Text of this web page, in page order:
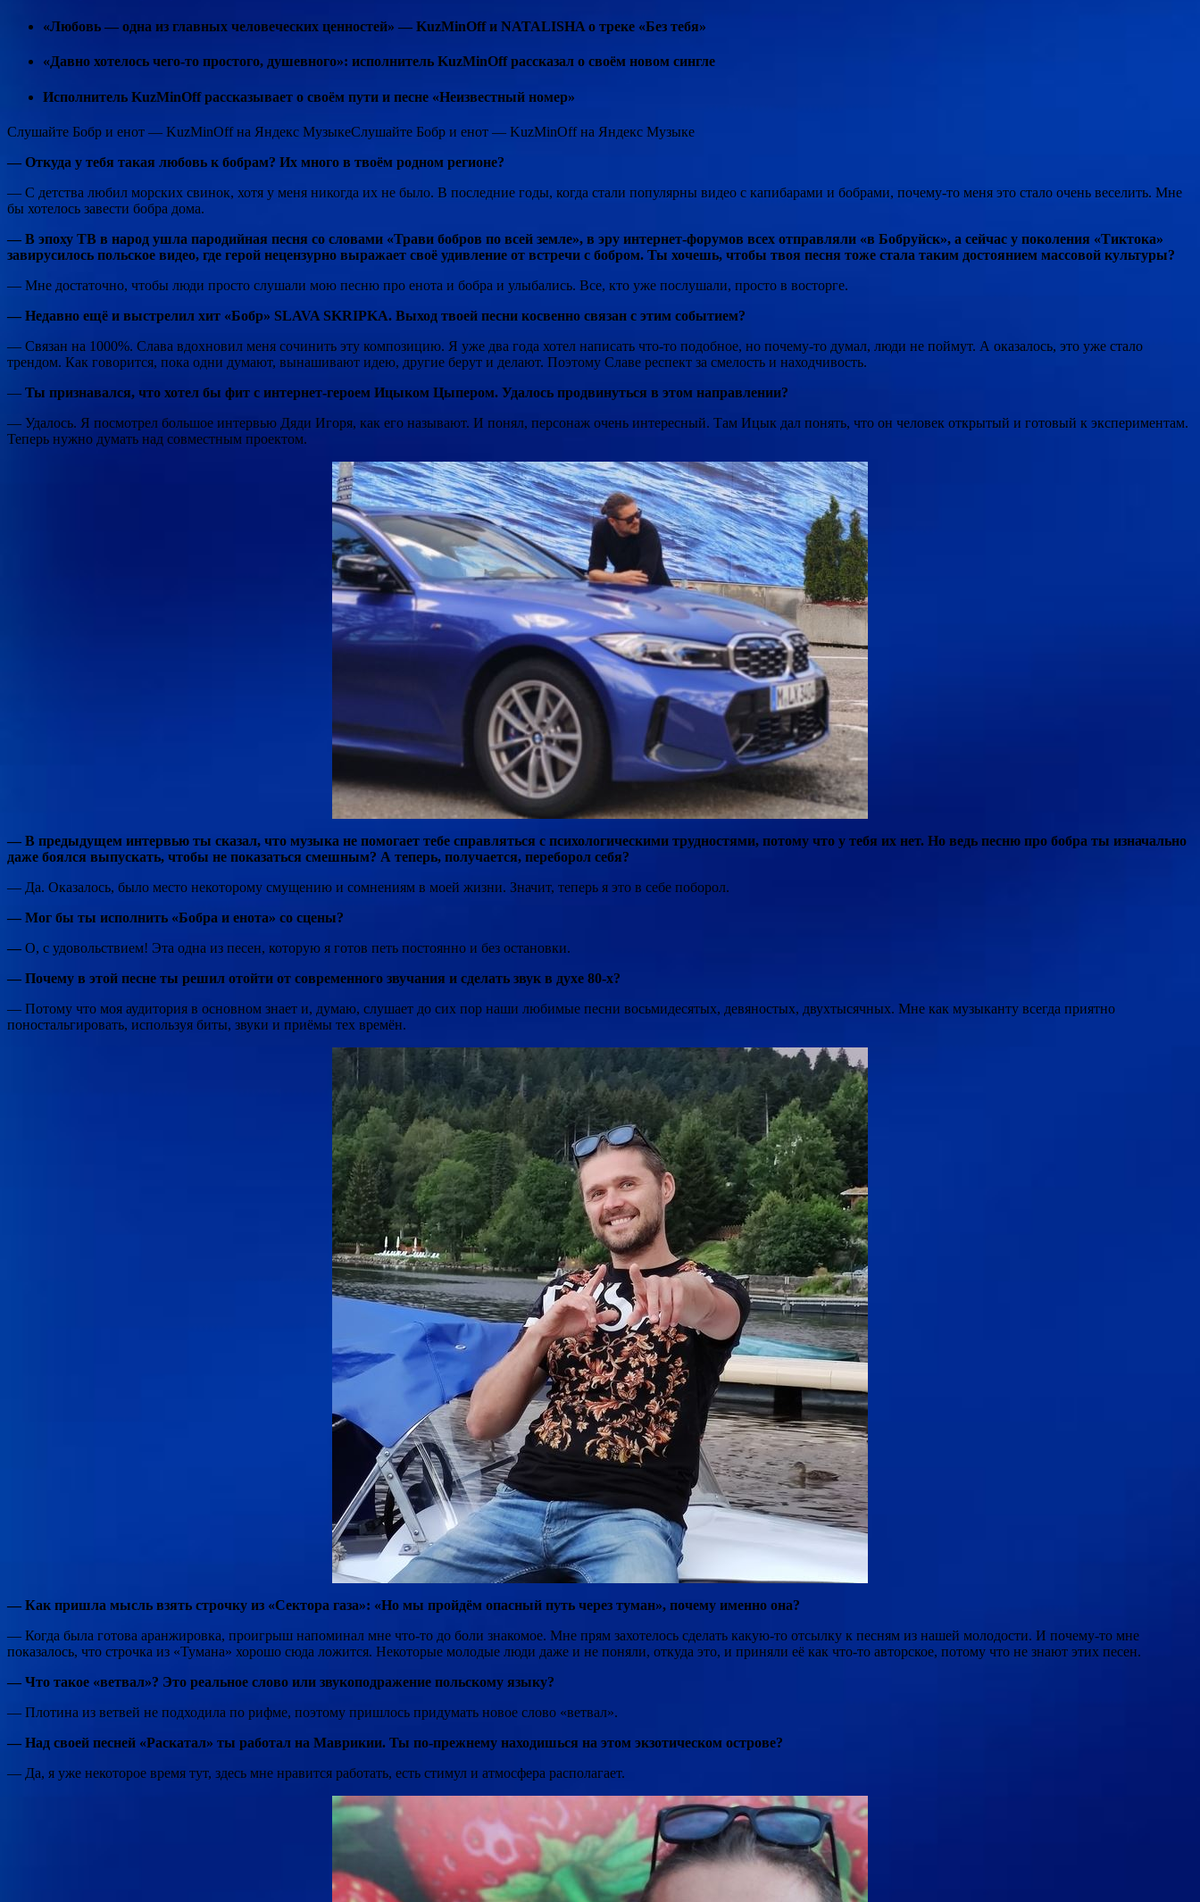
«Любовь — одна из главных человеческих ценностей» — KuzMinOff и NATALISHA о треке «Без тебя»
«Давно хотелось чего-то простого, душевного»: исполнитель KuzMinOff рассказал о своём новом сингле
Исполнитель KuzMinOff рассказывает о своём пути и песне «Неизвестный номер»
Слушайте Бобр и енот — KuzMinOff на Яндекс МузыкеСлушайте Бобр и енот — KuzMinOff на Яндекс Музыке
— Откуда у тебя такая любовь к бобрам? Их много в твоём родном регионе?
— С детства любил морских свинок, хотя у меня никогда их не было. В последние годы, когда стали популярны видео с капибарами и бобрами, почему-то меня это стало очень веселить. Мне
бы хотелось завести бобра дома.
— В эпоху ТВ в народ ушла пародийная песня со словами «Трави бобров по всей земле», в эру интернет-форумов всех отправляли «в Бобруйск», а сейчас у поколения «Тиктока»
завирусилось польское видео, где герой нецензурно выражает своё удивление от встречи с бобром. Ты хочешь, чтобы твоя песня тоже стала таким достоянием массовой культуры?
— Мне достаточно, чтобы люди просто слушали мою песню про енота и бобра и улыбались. Все, кто уже послушали, просто в восторге.
— Недавно ещё и выстрелил хит «Бобр» SLAVA SKRIPKA. Выход твоей песни косвенно связан с этим событием?
— Связан на 1000%. Слава вдохновил меня сочинить эту композицию. Я уже два года хотел написать что-то подобное, но почему-то думал, люди не поймут. А оказалось, это уже стало
трендом. Как говорится, пока одни думают, вынашивают идею, другие берут и делают. Поэтому Славе респект за смелость и находчивость.
— Ты признавался, что хотел бы фит с интернет-героем Ицыком Цыпером. Удалось продвинуться в этом направлении?
— Удалось. Я посмотрел большое интервью Дяди Игоря, как его называют. И понял, персонаж очень интересный. Там Ицык дал понять, что он человек открытый и готовый к экспериментам.
Теперь нужно думать над совместным проектом.
— В предыдущем интервью ты сказал, что музыка не помогает тебе справляться с психологическими трудностями, потому что у тебя их нет. Но ведь песню про бобра ты изначально
даже боялся выпускать, чтобы не показаться смешным? А теперь, получается, переборол себя?
— Да. Оказалось, было место некоторому смущению и сомнениям в моей жизни. Значит, теперь я это в себе поборол.
— Мог бы ты исполнить «Бобра и енота» со сцены?
— О, с удовольствием! Эта одна из песен, которую я готов петь постоянно и без остановки.
— Почему в этой песне ты решил отойти от современного звучания и сделать звук в духе 80-х?
— Потому что моя аудитория в основном знает и, думаю, слушает до сих пор наши любимые песни восьмидесятых, девяностых, двухтысячных. Мне как музыканту всегда приятно
поностальгировать, используя биты, звуки и приёмы тех времён.
— Как пришла мысль взять строчку из «Сектора газа»: «Но мы пройдём опасный путь через туман», почему именно она?
— Когда была готова аранжировка, проигрыш напоминал мне что-то до боли знакомое. Мне прям захотелось сделать какую-то отсылку к песням из нашей молодости. И почему-то мне
показалось, что строчка из «Тумана» хорошо сюда ложится. Некоторые молодые люди даже и не поняли, откуда это, и приняли её как что-то авторское, потому что не знают этих песен.
— Что такое «ветвал»? Это реальное слово или звукоподражение польскому языку?
— Плотина из ветвей не подходила по рифме, поэтому пришлось придумать новое слово «ветвал».
— Над своей песней «Раскатал» ты работал на Маврикии. Ты по-прежнему находишься на этом экзотическом острове?
— Да, я уже некоторое время тут, здесь мне нравится работать, есть стимул и атмосфера располагает.